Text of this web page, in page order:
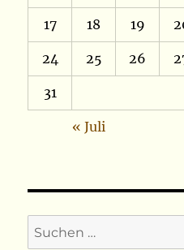
17 18 19
24 25 26
31
« Juli
Suchen